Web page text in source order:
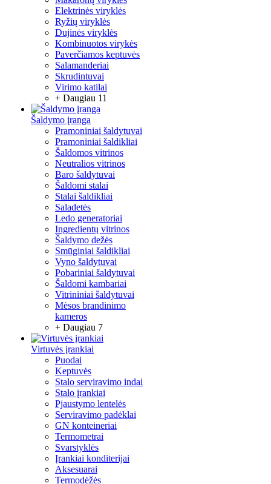
Elektrinės viryklės
Ryžių viryklės
Dujinės viryklės
Kombinuotos virykės
Paverčiamos keptuvės
Salamanderiai
Skrudintuvai
Virimo katilai
+ Daugiau 11
Šaldymo įranga
Pramoniniai šaldytuvai
Pramoniniai šaldikliai
Šaldomos vitrinos
Neutralios vitrinos
Baro šaldytuvai
Šaldomi stalai
Stalai šaldikliai
Saladetės
Ledo generatoriai
Ingredientų vitrinos
Šaldymo dežės
Smūginiai šaldikliai
Vyno šaldytuvai
Pobariniai šaldytuvai
Šaldomi kambariai
Vitrininiai šaldytuvai
Mėsos brandinimo
kameros
+ Daugiau 7
Virtuvės įrankiai
Puodai
Keptuvės
Stalo serviravimo indai
Stalo įrankiai
Pjaustymo lentelės
Serviravimo padėklai
GN konteineriai
Termometrai
Svarstyklės
Įrankiai konditerijai
Aksesuarai
Termodėžės